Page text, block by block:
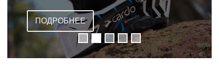
ВСТРОЕННОЙ ГАРНИТУРОЙ
ПОДРОБНЕЕ